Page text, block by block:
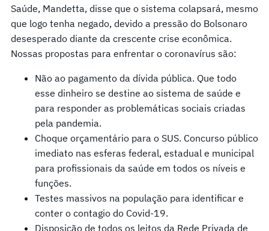
Saúde, Mandetta, disse que o sistema colapsará, mesmo
que logo tenha negado, devido a pressão do Bolsonaro
desesperado diante da crescente crise econômica.
Nossas propostas para enfrentar o coronavírus são:
Não ao pagamento da dívida pública. Que todo
esse dinheiro se destine ao sistema de saúde e
para responder as problemáticas sociais criadas
pela pandemia.
Choque orçamentário para o SUS. Concurso público
imediato nas esferas federal, estadual e municipal
para profissionais da saúde em todos os níveis e
funções.
Testes massivos na população para identificar e
conter o contagio do Covid-19.
Disposição de todos os leitos da Rede Privada de